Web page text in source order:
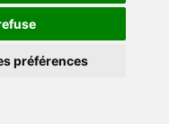
préférences